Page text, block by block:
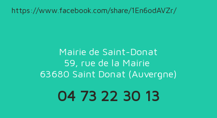
https://www.facebook.com/share/1En6odAVZr/
Mairie de Saint-Donat
59, rue de la Mairie
63680 Saint Donat (Auvergne)
04 73 22 30 13